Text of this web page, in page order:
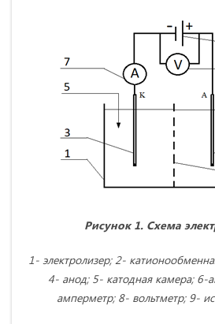
Рисунок 1. Схема
1- электролизер; 2-
4- анод; 5- катодная камера; 6-
амперметр; 8- вольтметр; 9-